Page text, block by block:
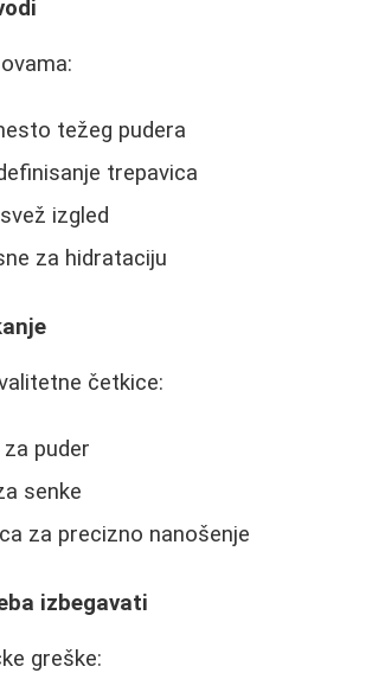
težeg pudera
trepavica
izgled
za hidrataciju
četkice:
puder
senke
za precizno nanošenje
izbegavati
greške: